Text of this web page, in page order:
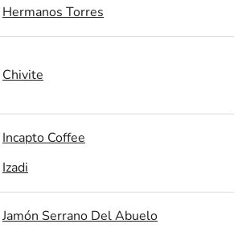
Hermanos Torres
Chivite
Incapto Coffee
Izadi
Jamón Serrano Del Abuelo